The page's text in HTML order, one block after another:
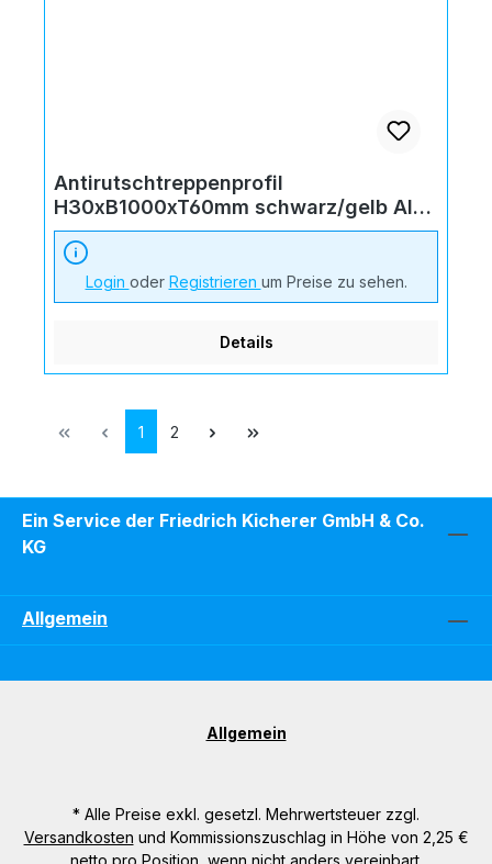
Antirutschtreppenprofil
H30xB1000xT60mm schwarz/gelb Alu.
z.Schr.SFS
Login oder Registrieren um Preise zu sehen.
Details
Seite
1 Seite
2
Ein Service der Friedrich Kicherer GmbH & Co.
KG
Allgemein
Allgemein
* Alle Preise exkl. gesetzl. Mehrwertsteuer zzgl.
Versandkosten und Kommissionszuschlag in Höhe von 2,25 €
netto pro Position, wenn nicht anders vereinbart.